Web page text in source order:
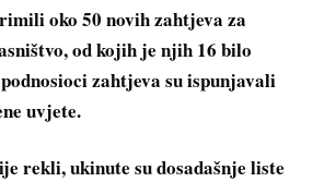
oko 50 novih zahtjeva za
od kojih je njih 16 bilo
zahtjeva su ispunjavali
uvjete.
rekli, ukinute su dosadašnje liste